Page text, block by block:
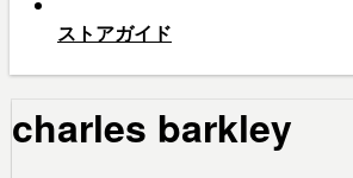
ストアガイド
charles barkley